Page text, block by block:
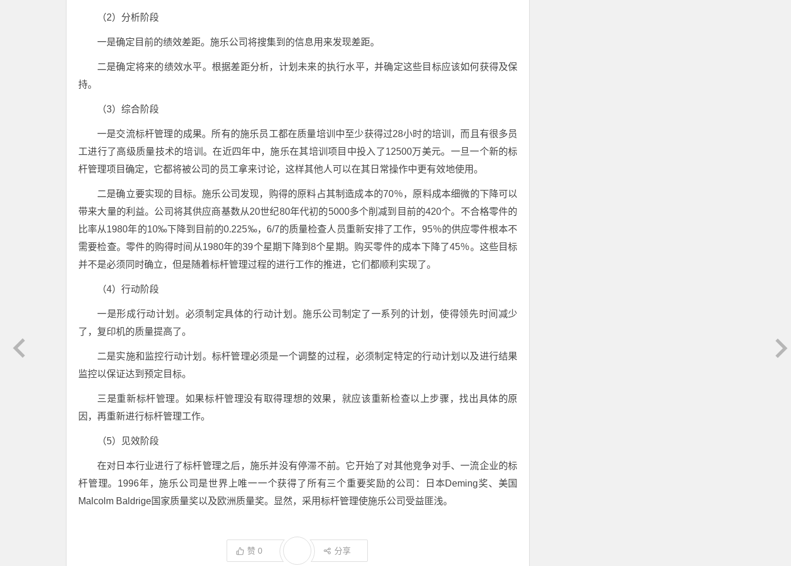
（2）分析阶段
一是确定目前的绩效差距。施乐公司将搜集到的信息用来发现差距。
二是确定将来的绩效水平。根据差距分析，计划未来的执行水平，并确定这些目标应该如何获得及保
持。
（3）综合阶段
一是交流标杆管理的成果。所有的施乐员工都在质量培训中至少获得过28小时的培训，而且有很多员
工进行了高级质量技术的培训。在近四年中，施乐在其培训项目中投入了12500万美元。一旦一个新的标
杆管理项目确定，它都将被公司的员工拿来讨论，这样其他人可以在其日常操作中更有效地使用。
二是确立要实现的目标。施乐公司发现，购得的原料占其制造成本的70％，原料成本细微的下降可以
带来大量的利益。公司将其供应商基数从20世纪80年代初的5000多个削减到目前的420个。不合格零件的
比率从1980年的10‰下降到目前的0.225‰，6/7的质量检查人员重新安排了工作，95％的供应零件根本不
需要检查。零件的购得时间从1980年的39个星期下降到8个星期。购买零件的成本下降了45％。这些目标
并不是必须同时确立，但是随着标杆管理过程的进行工作的推进，它们都顺利实现了。
（4）行动阶段
一是形成行动计划。必须制定具体的行动计划。施乐公司制定了一系列的计划，使得领先时间减少
了，复印机的质量提高了。
二是实施和监控行动计划。标杆管理必须是一个调整的过程，必须制定特定的行动计划以及进行结果
监控以保证达到预定目标。
三是重新标杆管理。如果标杆管理没有取得理想的效果，就应该重新检查以上步骤，找出具体的原
因，再重新进行标杆管理工作。
（5）见效阶段
在对日本行业进行了标杆管理之后，施乐并没有停滞不前。它开始了对其他竞争对手、一流企业的标
杆管理。1996年，施乐公司是世界上唯一一个获得了所有三个重要奖励的公司：日本Deming奖、美国
Malcolm Baldrige国家质量奖以及欧洲质量奖。显然，采用标杆管理使施乐公司受益匪浅。
赞 0 分享